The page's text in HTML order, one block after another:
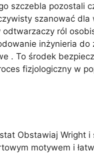
szczebla pozostali
szanować
ról
inżynieria
. To środek
fizjologiczny w
Obstawiaj Wright
motywem i